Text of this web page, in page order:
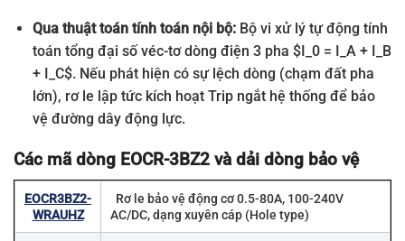
Qua thuật toán tính toán nội bộ:Bộ vi xử lý tự động tính
toán tổng đại số véc-tơ dòng điện 3 pha $I_0 = I_A + I_B
+ I_C$. Nếu phát hiện có sự lệch dòng (chạm đất pha
lớn), rơ le lập tức kích hoạt Trip ngắt hệ thống để bảo
vệ đường dây động lực.
Các mã dòng EOCR-3BZ2 và dải dòng bảo vệ
EOCR3BZ2-
WRAUHZ
Rơ le bảo vệ động cơ 0.5-80A, 100-240V
AC/DC, dạng xuyên cáp (Hole type)